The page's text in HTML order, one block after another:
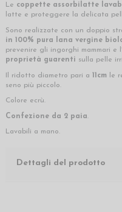
Le coppette assorbilatte
latte e proteggere la delicata
Sono realizzate con un doppio
in 100% pura lana vergine
prevenire gli ingorghi mammari e
proprietà guarenti sulla pelle
Il ridotto diametro pari a 11cm le
seno più piccolo.
Colore ecrù.
Confezione da 2 paia.
Lavabili a mano.
Dettagli del prodotto